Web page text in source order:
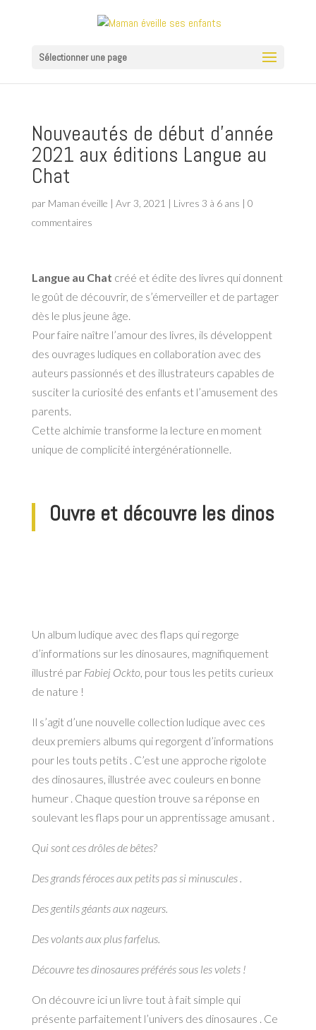
Sélectionner une page
Nouveautés de début d’année
2021 aux éditions Langue au
Chat
par Maman éveille | Avr 3, 2021 | Livres 3 à 6 ans | 0
commentaires
Langue au Chat créé et édite des livres qui donnent
le goût de découvrir, de s’émerveiller et de partager
dès le plus jeune âge.
Pour faire naître l’amour des livres, ils développent
des ouvrages ludiques en collaboration avec des
auteurs passionnés et des illustrateurs capables de
susciter la curiosité des enfants et l’amusement des
parents.
Cette alchimie transforme la lecture en moment
unique de complicité intergénérationnelle.
Ouvre et découvre les dinos
Un album ludique avec des flaps qui regorge
d’informations sur les dinosaures, magnifiquement
illustré parFabiej Ockto, pour tous les petits curieux
de nature !
Il s’agit d’une nouvelle collection ludique avec ces
deux premiers albums qui regorgent d’informations
pour les touts petits . C’est une approche rigolote
des dinosaures, illustrée avec couleurs en bonne
humeur . Chaque question trouve sa réponse en
soulevant les flaps pour un apprentissage amusant .
Qui sont ces drôles de bêtes?
Des grands féroces aux petits pas si minuscules .
Des gentils géants aux nageurs.
Des volants aux plus farfelus.
Découvre tes dinosaures préférés sous les volets !
On découvre ici un livre tout à fait simple qui
présente parfaitement l’univers des dinosaures . Ce